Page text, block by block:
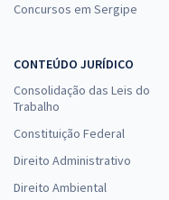
Concursos em Sergipe
CONTEÚDO JURÍDICO
Consolidação das Leis do
Trabalho
Constituição Federal
Direito Administrativo
Direito Ambiental